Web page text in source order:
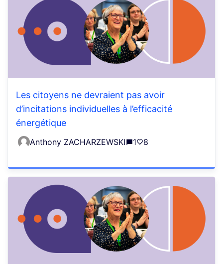
Les citoyens ne devraient pas avoir
d’incitations individuelles à l’efficacité
énergétique
Anthony ZACHARZEWSKI 1 8